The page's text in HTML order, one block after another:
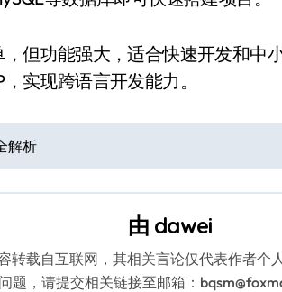
但功能强大，适合快速开发和中
实现跨语言开发能力。
解析
由 dawei
转载自互联网，其相关言论仅代表作者个
题，请提交相关链接至邮箱：